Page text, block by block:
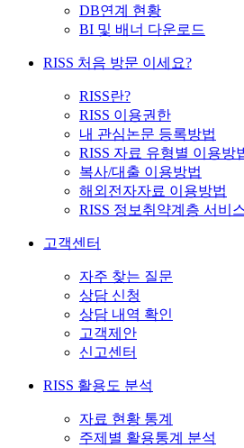
DB연계 현황
BI 및 배너 다운로드
RISS 처음 방문 이세요?
RISS란?
RISS 이용권한
내 관심논문 등록방법
RISS 자료 유형별 이용방
복사/대출 이용방법
해외전자자료 이용방법
RISS 정보취약계층 서비
고객센터
자주 찾는 질문
상담 신청
상담 내역 확인
고객제안
신고센터
RISS 활용도 분석
자료 현황 통계
주제별 활용통계 분석